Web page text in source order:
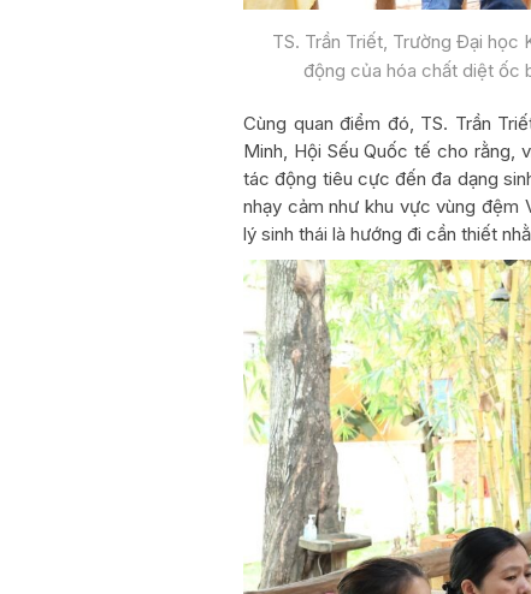
TS. Trần Triết, Trường Đại học
động của hóa chất diệt ốc
Cùng quan điểm đó, TS. Trần
Minh, Hội Sếu Quốc tế cho rằng,
tác động tiêu cực đến đa dạng
nhạy cảm như khu vực vùng đệm
lý sinh thái là hướng đi cần thiết